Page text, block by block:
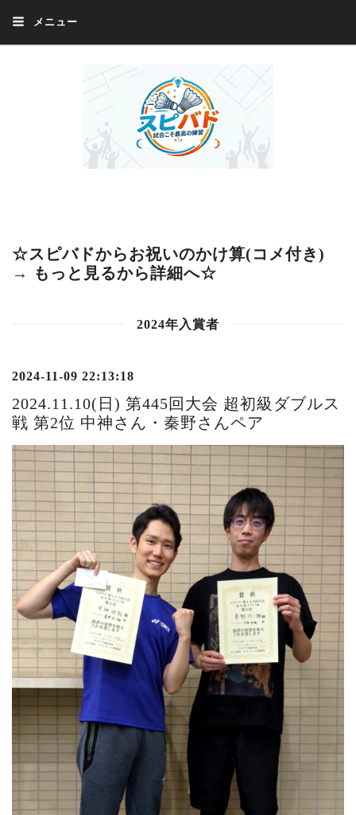
メニュー
☆スピバドからお祝いのかけ算(コメ付き)
→ もっと見るから詳細へ☆
2024年入賞者
2024-11-09 22:13:18
2024.11.10(日) 第445回大会 超初級ダブルス
戦 第2位 中神さん・秦野さんペア